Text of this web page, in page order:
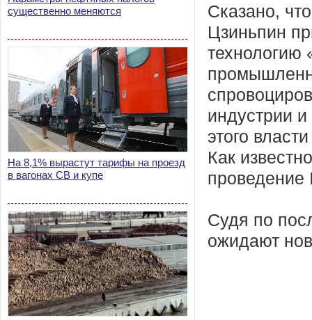
существенно меняются
На 8,1% вырастут тарифы на проезд
в вагонах СВ и купе
Сказано,
Цзиньпин
технологию
индустрии
этого
Как
проведение
Судя по
ожидают